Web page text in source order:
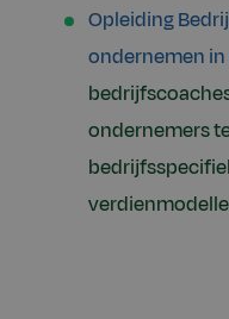
Opleiding
ondernemen
ondernemers